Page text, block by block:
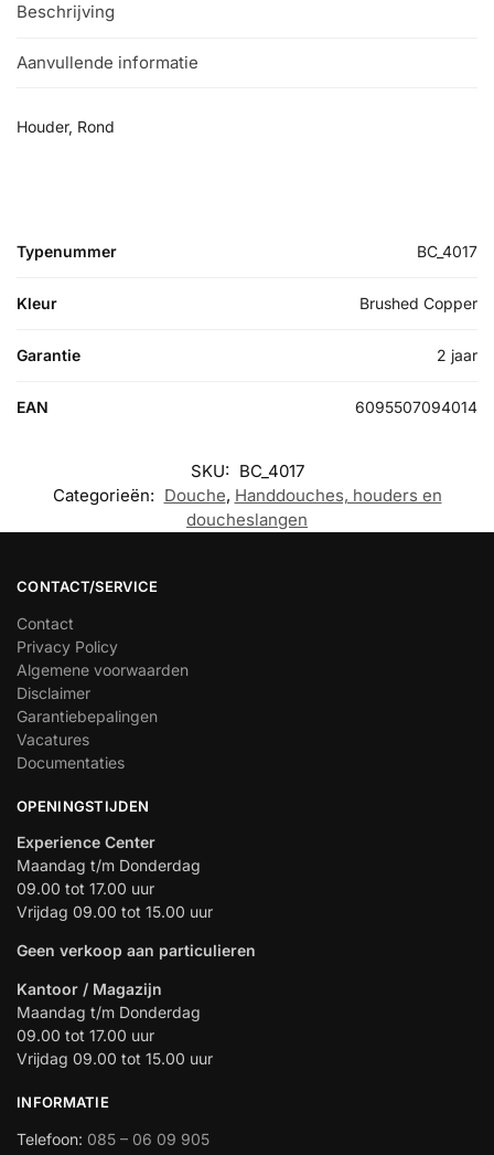
Beschrijving
Aanvullende informatie
Houder, Rond
Typenummer BC_4017
Kleur Brushed Copper
Garantie 2 jaar
EAN 6095507094014
SKU: BC_4017
Categorieën: Douche, Handdouches, houders en
doucheslangen
CONTACT/SERVICE
Contact
Privacy Policy
Algemene voorwaarden
Disclaimer
Garantiebepalingen
Vacatures
Documentaties
OPENINGSTIJDEN
Experience Center
Maandag t/m Donderdag
09.00 tot 17.00 uur
Vrijdag 09.00 tot 15.00 uur
Geen verkoop aan particulieren
Kantoor / Magazijn
Maandag t/m Donderdag
09.00 tot 17.00 uur
Vrijdag 09.00 tot 15.00 uur
INFORMATIE
Telefoon: 085 – 06 09 905